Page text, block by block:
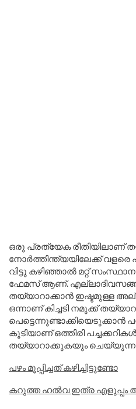
ഒരു പ്രത്യേക രീതിയിലാണ്
നോർത്തിന്ത്യയിലേക്ക് വളരെ
വിട്ടു കഴിഞ്ഞാൽ മറ്റ്
ഫേമസ് ആണ്.
തയ്യാറാക്കാൻ ഇഷ്ടമുള്ള
ഒന്നാണ് കിച്ചടി നമുക്ക്
പെട്ടെന്നുണ്ടാക്കിയെടുക്കാൻ
കൂടിയാണ് ഒത്തിരി
തയ്യാറാക്കുകയും
പഴം മൂപ്പിച്ചത് കഴിച്ചിട്ടുണ്ടോ
കറുത്ത ഹൽവ ഇത്ര എളുപ്പം